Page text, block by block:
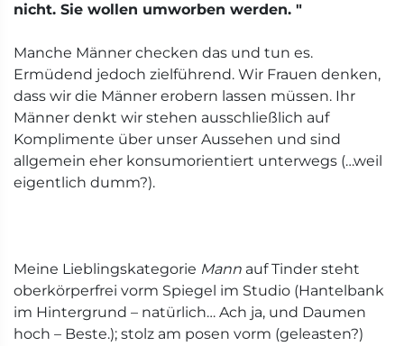
nicht. Sie wollen umworben werden. "
Manche Männer checken das und tun es.
Ermüdend jedoch zielführend. Wir Frauen denken,
dass wir die Männer erobern lassen müssen. Ihr
Männer denkt wir stehen ausschließlich auf
Komplimente über unser Aussehen und sind
allgemein eher konsumorientiert unterwegs (…weil
eigentlich dumm?).
Meine Lieblingskategorie Mann auf Tinder steht
oberkörperfrei vorm Spiegel im Studio (Hantelbank
im Hintergrund – natürlich… Ach ja, und Daumen
hoch – Beste.); stolz am posen vorm (geleasten?)